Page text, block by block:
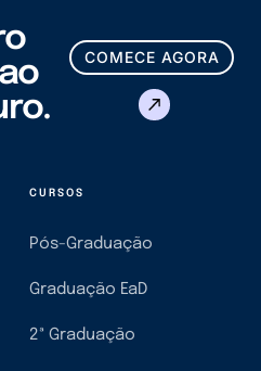
COMECE AGORA
CURSOS
Pós-Graduação
Graduação EaD
2ª Graduação